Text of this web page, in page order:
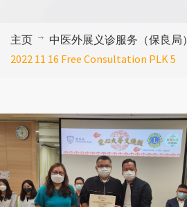
主页
中医外展义诊服务（保良局）
2022 11 16 Free Consultation PLK 5